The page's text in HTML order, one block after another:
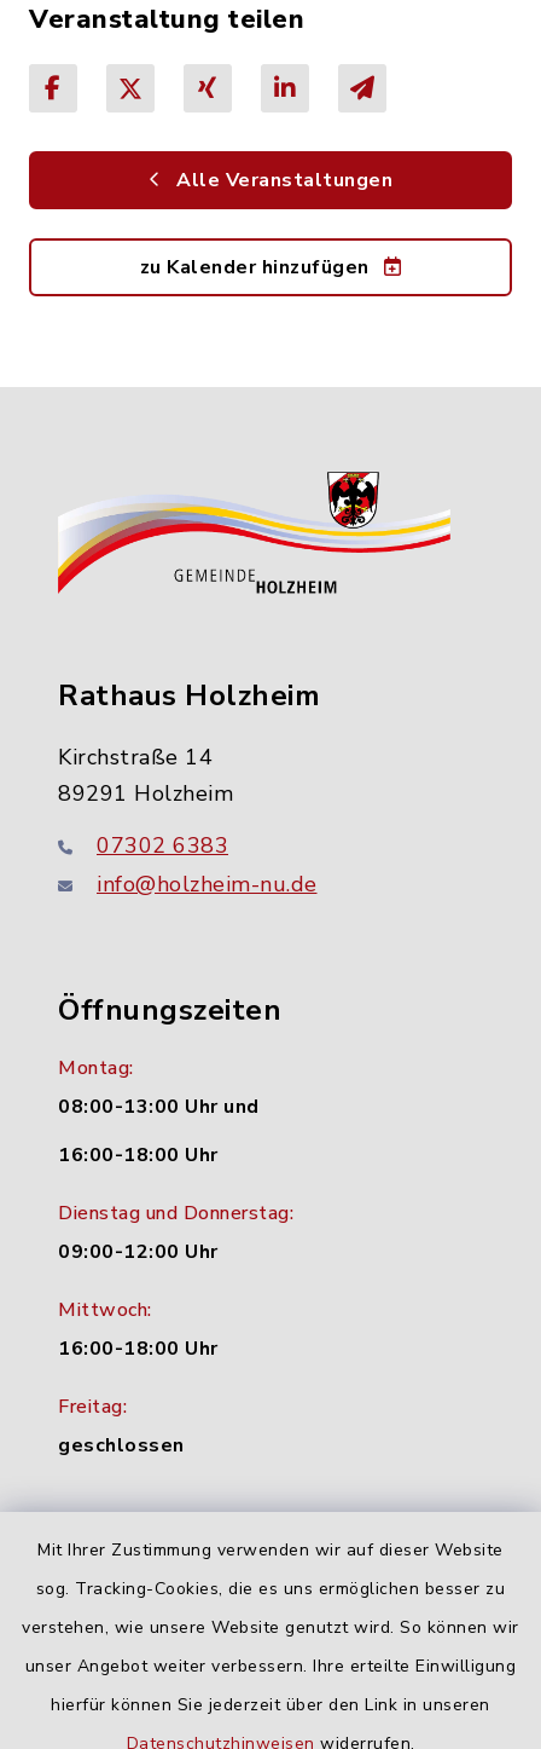
Mit Ihrer Zustimmung verwenden wir auf dieser Website
sog. Tracking-Cookies, die es uns ermöglichen besser zu
verstehen, wie unsere Website genutzt wird. So können wir
unser Angebot weiter verbessern. Ihre erteilte Einwilligung
hierfür können Sie jederzeit über den Link in unseren
Datenschutzhinweisen widerrufen.
Veranstaltung teilen
Alle Veranstaltungen
zu Kalender hinzufügen
Rathaus Holzheim
Kirchstraße 14
89291 Holzheim
07302 6383
info@holzheim-nu.de
Öffnungszeiten
Montag:
08:00-13:00 Uhr und
16:00-18:00 Uhr
Dienstag und Donnerstag:
09:00-12:00 Uhr
Mittwoch:
16:00-18:00 Uhr
Freitag:
geschlossen
Landratsamt Neu-Ulm
Fahrplanauskunft DING